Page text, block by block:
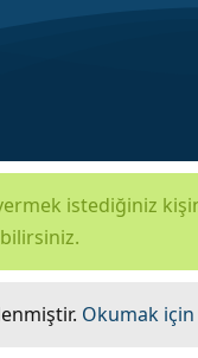
istediğiniz
Okumak için